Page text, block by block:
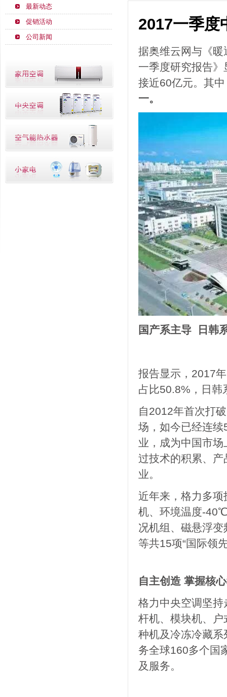
最新动态
促销活动
公司新闻
2017一季度
据奥维云网与《
一季度研究报告
接近60亿元。其
一。
国产系主导 日韩
报告显示，2017
占比50.8%，日韩
自2012年首次打
场，如今已经连
业，成为中国市
过技术的积累、
业。
近年来，格力多项
机、环境温度-
况机组、磁悬浮
等共15项“国际领
自主创造 掌握核
格力中央空调坚
杆机、模块机、
种机及冷冻冷藏
务全球160多个国
及服务。